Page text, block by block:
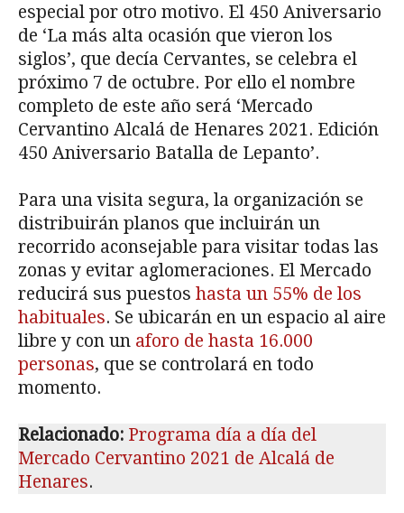
especial por otro motivo. El 450 Aniversario
de ‘La más alta ocasión que vieron los
siglos’, que decía Cervantes, se celebra el
próximo 7 de octubre. Por ello el nombre
completo de este año será ‘Mercado
Cervantino Alcalá de Henares 2021. Edición
450 Aniversario Batalla de Lepanto’.
Para una visita segura, la organización se
distribuirán planos que incluirán un
recorrido aconsejable para visitar todas las
zonas y evitar aglomeraciones. El Mercado
reducirá sus puestos hasta un 55% de los
habituales. Se ubicarán en un espacio al aire
libre y con un aforo de hasta 16.000
personas, que se controlará en todo
momento.
Relacionado: Programa día a día del
Mercado Cervantino 2021 de Alcalá de
Henares.